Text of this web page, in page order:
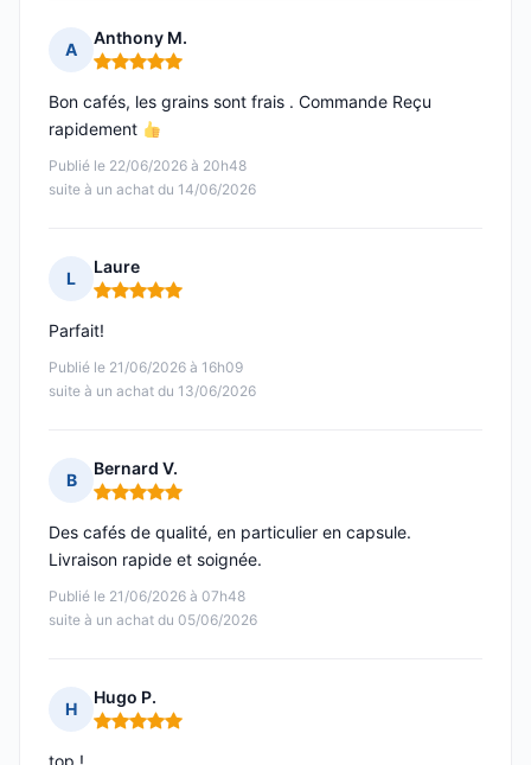
A
Anthony M.
Note : 5 sur 5
Publié le 22/06/2026 à 20h48
suite à un achat du 14/06/2026
Bon cafés, les grains sont frais . Commande Reçu
rapidement
L
Laure
Note : 5 sur 5
Publié le 21/06/2026 à 16h09
suite à un achat du 13/06/2026
Parfait!
B
Bernard V.
Note : 5 sur 5
Publié le 21/06/2026 à 07h48
suite à un achat du 05/06/2026
Des cafés de qualité, en particulier en capsule.
Livraison rapide et soignée.
H
Hugo P.
Note : 5 sur 5